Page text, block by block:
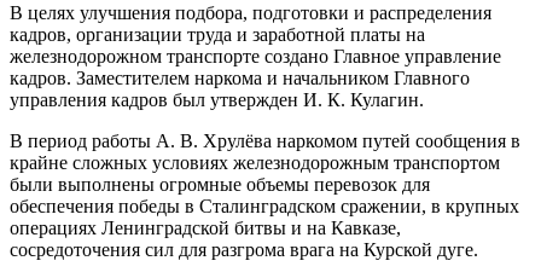
В целях улучшения подбора, подготовки и распределения
кадров, организации труда и заработной платы на
железнодорожном транспорте создано Главное управление
кадров. Заместителем наркома и начальником Главного
управления кадров был утвержден И. К. Кулагин.
В период работы А. В. Хрулёва наркомом путей сообщения в
крайне сложных условиях железнодорожным транспортом
были выполнены огромные объемы перевозок для
обеспечения победы в Сталинградском сражении, в крупных
операциях Ленинградской битвы и на Кавказе,
сосредоточения сил для разгрома врага на Курской дуге.